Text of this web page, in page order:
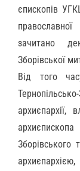
єпископів
зачитано
Зборівської
Від того
архиєпархії,
Зборівського